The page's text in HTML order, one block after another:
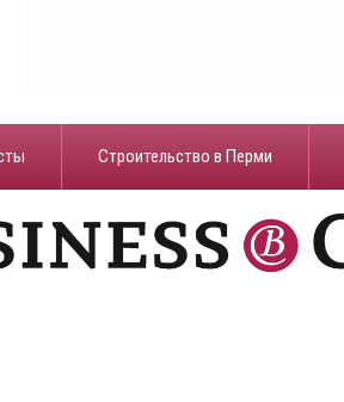
Строительство в Перми